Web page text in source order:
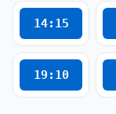
14:15
19:10